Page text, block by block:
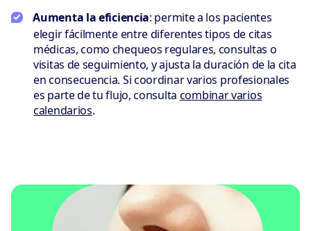
Aumenta la eficiencia: permite a los pacientes
elegir fácilmente entre diferentes tipos de citas
médicas, como chequeos regulares, consultas o
visitas de seguimiento, y ajusta la duración de la cita
en consecuencia. Si coordinar varios profesionales
es parte de tu flujo, consulta combinar varios
calendarios.